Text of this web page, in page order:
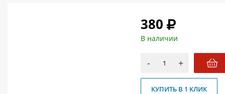
380
В наличии
- +
КУПИТЬ В 1 КЛИК